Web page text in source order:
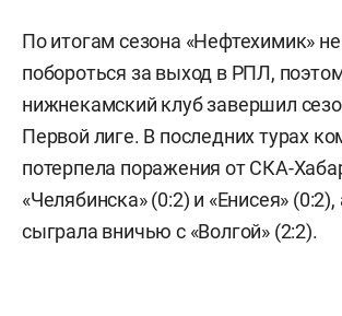
По итогам сезона «Нефтехимик»
побороться за выход в РПЛ,
нижнекамский клуб завершил
Первой лиге. В последних турах
потерпела поражения от СКА-
«Челябинска» (0:2) и «Енисея»
сыграла вничью с «Волгой» (2:2).